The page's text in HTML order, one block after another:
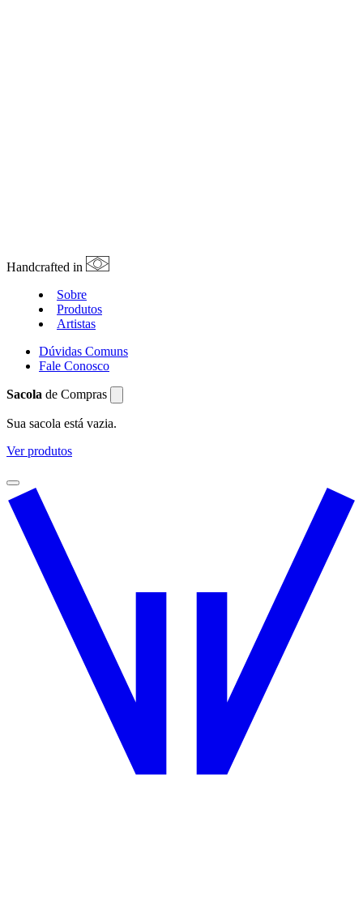
Handcrafted in
Sobre
Produtos
Artistas
Dúvidas Comuns
Fale Conosco
Sacola de Compras
Sua sacola está vazia.
Ver produtos